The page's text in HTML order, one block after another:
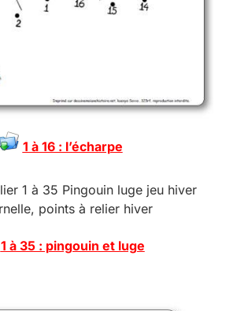
1 à 16 : l’écharpe
1 à 35 : pingouin et luge